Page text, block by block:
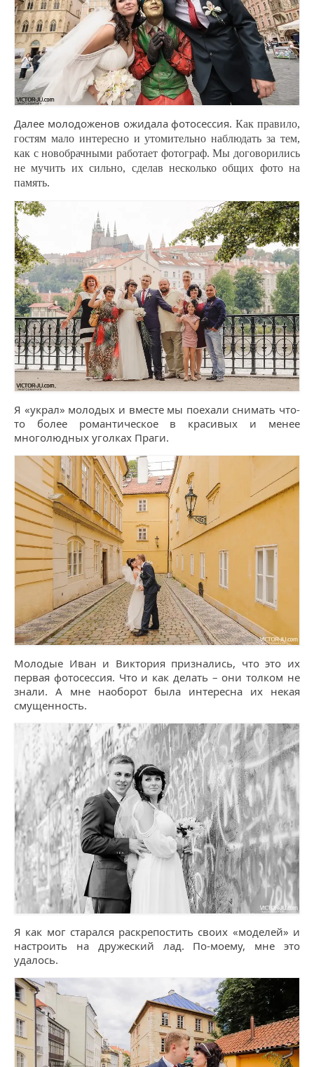
Далее молодоженов ожидала фотосессия.Как правило,
гостям мало интересно и утомительно наблюдать за тем,
как с новобрачными работает фотограф. Мы договорились
не мучить их сильно, сделав несколько общих фото на
память.
Я «украл» молодых и вместе мы поехали снимать что-
то более романтическое в красивых и менее
многолюдных уголках Праги.
Молодые Иван и Виктория признались, что это их
первая фотосессия. Что и как делать – они толком не
знали. А мне наоборот была интересна их некая
смущенность.
Я как мог старался раскрепостить своих «моделей» и
настроить на дружеский лад. По-моему, мне это
удалось.